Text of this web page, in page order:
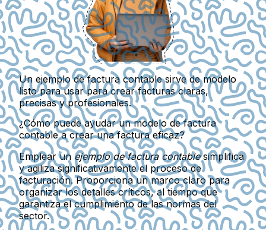
Un ejemplo de factura contable sirve de modelo
listo para usar para crear facturas claras,
precisas y profesionales.
¿Cómo puede ayudar un modelo de factura
contable a crear una factura eficaz?
Emplear un ejemplo de factura contablesimplifica
y agiliza significativamente el proceso de
facturación. Proporciona un marco claro para
organizar los detalles críticos, al tiempo que
garantiza el cumplimiento de las normas del
sector.